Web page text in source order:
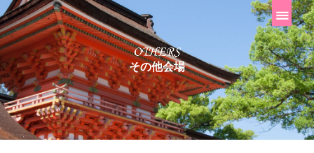
その他会場